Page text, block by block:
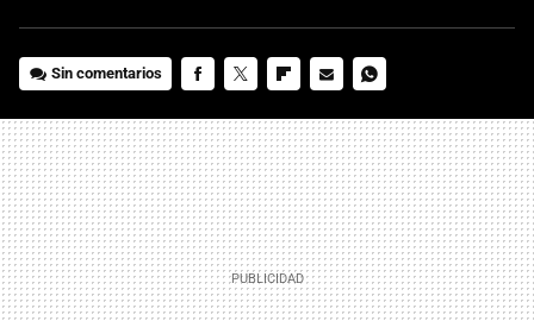
Sin comentarios
MAIL